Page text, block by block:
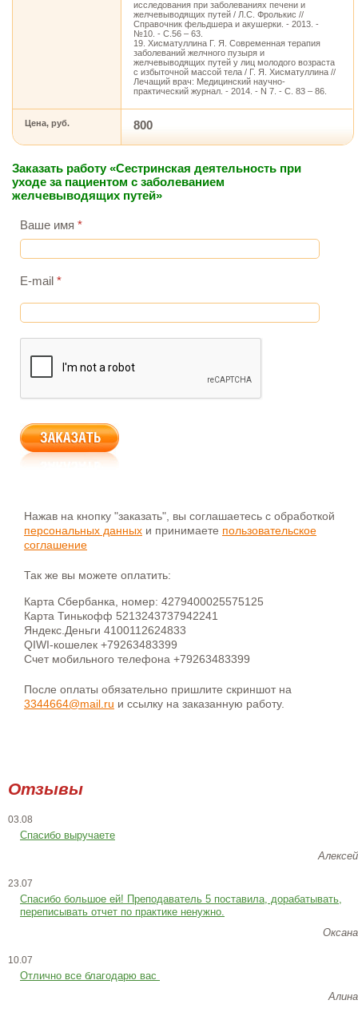
исследования при заболеваниях печени и
желчевыводящих путей / Л.С. Фролькис //
Справочник фельдшера и акушерки. - 2013. -
№10. - С.56 – 63.
19. Хисматуллина Г. Я. Современная терапия
заболеваний желчного пузыря и
желчевыводящих путей у лиц молодого возраста
с избыточной массой тела / Г. Я. Хисматуллина //
Лечащий врач: Медицинский научно-
практический журнал. - 2014. - N 7. - С. 83 – 86.
Цена, руб. 800
Заказать работу «Cестринская деятельность при
уходе за пациентом с заболеванием
желчевыводящих путей»
Ваше имя *
E-mail *
Нажав на кнопку "заказать", вы соглашаетесь с обработкой
персональных данных и принимаете пользовательское
соглашение
Так же вы можете оплатить:
Карта Сбербанка, номер: 4279400025575125
Карта Тинькофф 5213243737942241
Яндекс.Деньги 4100112624833
QIWI-кошелек +79263483399
Счет мобильного телефона +79263483399
После оплаты обязательно пришлите скриншот на
3344664@mail.ru и ссылку на заказанную работу.
Отзывы
03.08
Спасибо выручаете
Алексей
23.07
Cпасибо большое ей! Преподаватель 5 поставила, дорабатывать,
переписывать отчет по практике ненужно.
Оксана
10.07
Отлично все благодарю вас
Алина